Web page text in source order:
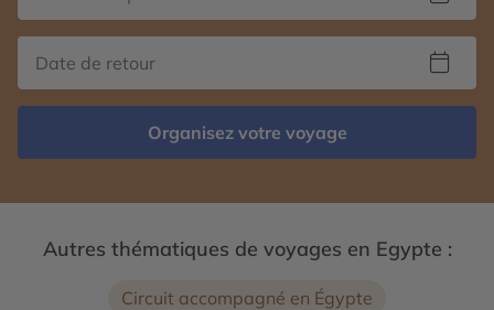
Organisez votre voyage
Autres thématiques de voyages en Egypte :
Circuit accompagné en Égypte